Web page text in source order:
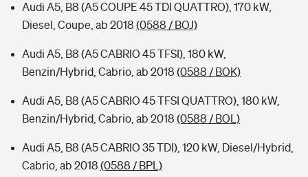
Audi A5, B8 (A5 COUPE 45 TDI QUATTRO), 170 kW,
Diesel, Coupe, ab 2018 (0588 / BOJ)
Audi A5, B8 (A5 CABRIO 45 TFSI), 180 kW,
Benzin/Hybrid, Cabrio, ab 2018 (0588 / BOK)
Audi A5, B8 (A5 CABRIO 45 TFSI QUATTRO), 180 kW,
Benzin/Hybrid, Cabrio, ab 2018 (0588 / BOL)
Audi A5, B8 (A5 CABRIO 35 TDI), 120 kW, Diesel/Hybrid,
Cabrio, ab 2018 (0588 / BPL)